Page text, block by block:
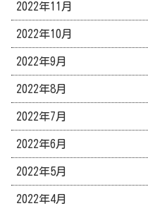
2022年11月
2022年10月
2022年9月
2022年8月
2022年7月
2022年6月
2022年5月
2022年4月